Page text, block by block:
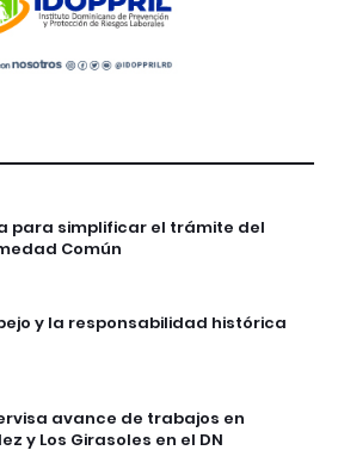
para simplificar el trámite del
Común
y la responsabilidad histórica
avance de trabajos en
y Los Girasoles en el DN